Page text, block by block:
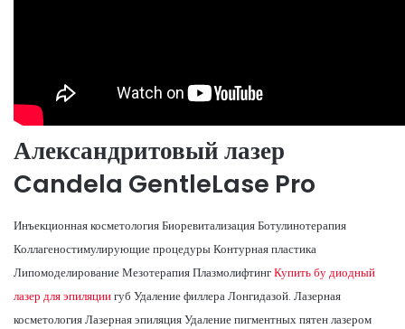
Александритовый лазер
Candela GentleLase Pro
Инъекционная косметология Биоревитализация Ботулинотерапия
Коллагеностимулирующие процедуры Контурная пластика
Липомоделирование Мезотерапия ПлазмолифтингКупить бу диодный
лазер для эпиляциигуб Удаление филлера Лонгидазой. Лазерная
косметология Лазерная эпиляция Удаление пигментных пятен лазером